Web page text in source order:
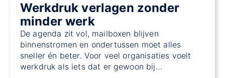
Werkdruk verlagen zonder
minder werk
De agenda zit vol, mailboxen blijven
binnenstromen en ondertussen moet alles
sneller én beter. Voor veel organisaties voelt
werkdruk als iets dat er gewoon bij…